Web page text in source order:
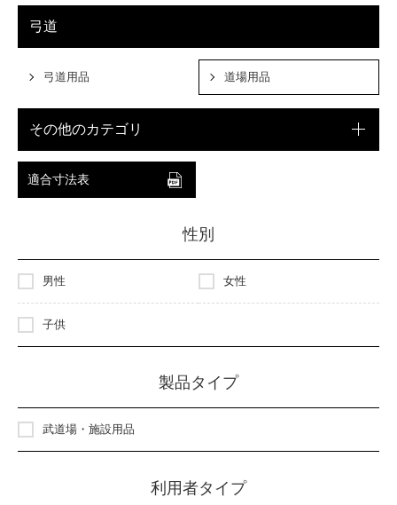
弓道
弓道用品 道場用品
その他のカテゴリ
適合寸法表
性別
男性 女性
子供
製品タイプ
武道場・施設用品
利用者タイプ